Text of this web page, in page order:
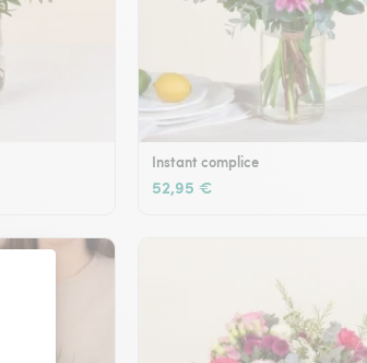
Instant complice
52,95 €